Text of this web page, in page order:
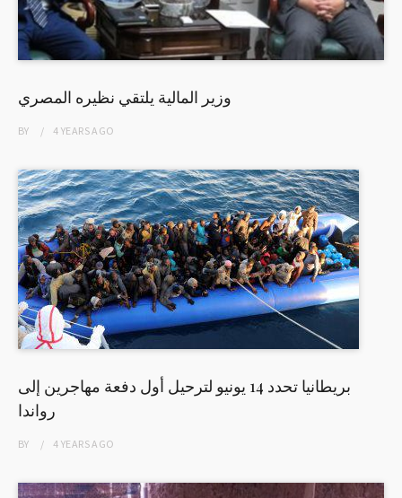
وزير المالية يلتقي نظيره المصري
BY 4 YEARSAGO
بريطانيا تحدد 14 يونيو لترحيل أول دفعة مهاجرين إلى
رواندا
BY 4 YEARSAGO